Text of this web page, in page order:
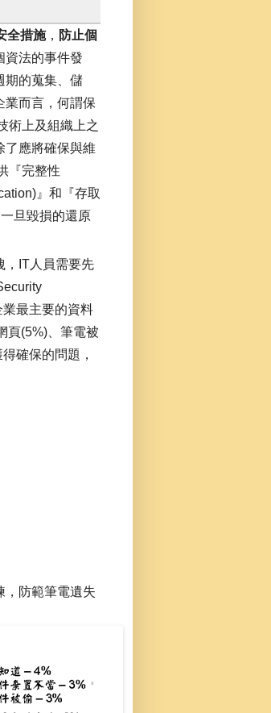
全措施， 防止個
資法的事件發
期的蒐集、儲
業而言，何謂保
術上及組織上之
了應將確保與維
『完整性
』和『存取
旦毀損的還原
，IT人員需要先
最主要的資料
頁(5%)、筆電被
確保的問題，
，防範筆電遺失